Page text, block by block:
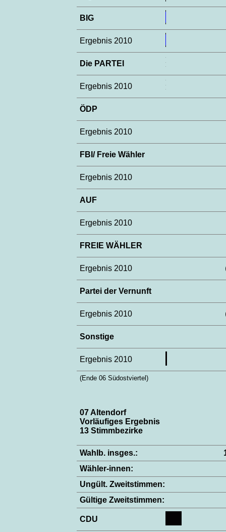
BIG
Ergebnis 2010
Die PARTEI
Ergebnis 2010
ÖDP
Ergebnis 2010
FBI/ Freie Wähler
Ergebnis 2010
AUF
Ergebnis 2010
FREIE WÄHLER
Ergebnis 2010
Partei der Vernunft
Ergebnis 2010
Sonstige
Ergebnis 2010
(Ende 06 Südostviertel)
07 Altendorf
Vorläufiges Ergebnis
13 Stimmbezirke
Wahlb. insges.:
Wähler-innen:
Ungült. Zweitstimmen:
Gültige Zweitstimmen:
CDU